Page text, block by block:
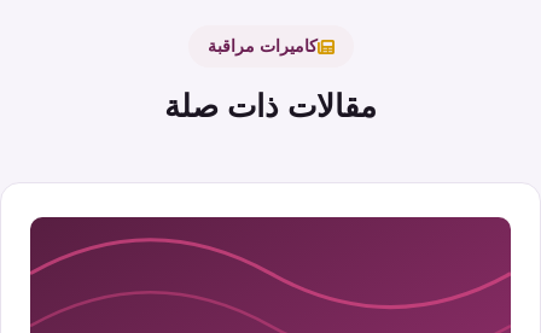
كاميرات مراقبة
مقالات ذات صلة